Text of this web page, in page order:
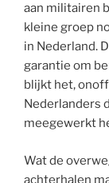
aan militairen
kleine groep
in Nederland.
garantie om
blijkt het,
Nederlanders
meegewerkt
Wat de
achterhalen